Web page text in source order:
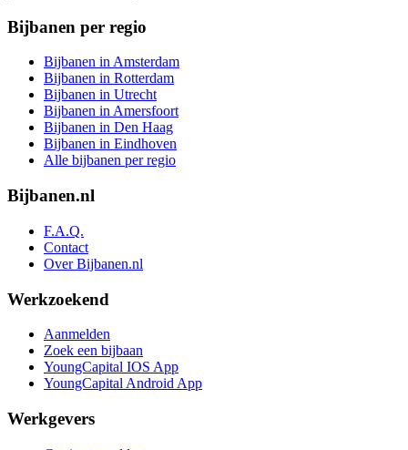
Bijbanen per regio
Bijbanen in Amsterdam
Bijbanen in Rotterdam
Bijbanen in Utrecht
Bijbanen in Amersfoort
Bijbanen in Den Haag
Bijbanen in Eindhoven
Alle bijbanen per regio
Bijbanen.nl
F.A.Q.
Contact
Over Bijbanen.nl
Werkzoekend
Aanmelden
Zoek een bijbaan
YoungCapital IOS App
YoungCapital Android App
Werkgevers